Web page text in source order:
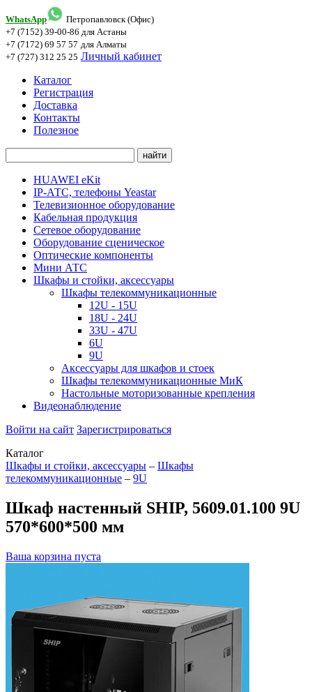
WhatsApp
Петропавловск (Офис)
+7 (7152) 39-00-86 для Астаны
+7 (7172) 69 57 57 для Алматы
+7 (727) 312 25 25 Личный кабинет
Каталог
Регистрация
Доставка
Контакты
Полезное
HUAWEI eKit
IP-АТС, телефоны Yeastar
Телевизионное оборудование
Кабельная продукция
Сетевое оборудование
Оборудование сценическое
Оптические компоненты
Мини АТС
Шкафы и стойки, аксессуары
Шкафы телекоммуникационные
12U - 15U
18U - 24U
33U - 47U
6U
9U
Аксессуары для шкафов и стоек
Шкафы телекоммуникационные МиК
Настольные моторизованные крепления
Видеонаблюдение
Войти на сайт Зарегистрироваться
Каталог
Шкафы и стойки, аксессуары – Шкафы
телекоммуникационные – 9U
Шкаф настенный SHIP, 5609.01.100 9U
570*600*500 мм
Ваша корзина пуста